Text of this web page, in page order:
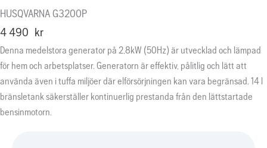
HUSQVARNA G3200P
4 490 kr
Denna medelstora generator på 2,8kW (50Hz) är utvecklad och lämpad
för hem och arbetsplatser. Generatorn är effektiv, pålitlig och lätt att
använda även i tuffa miljöer där elförsörjningen kan vara begränsad. 14 l
bränsletank säkerställer kontinuerlig prestanda från den lättstartade
bensinmotorn.